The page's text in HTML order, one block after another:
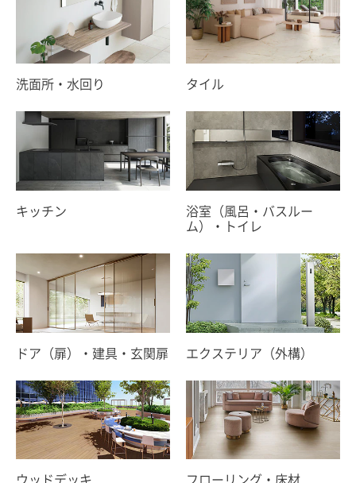
洗面所・水回り タイル
キッチン 浴室（風呂・バスルー
ム）・ トイレ
ドア（扉）・建具・玄関扉 エクステリア（外構）